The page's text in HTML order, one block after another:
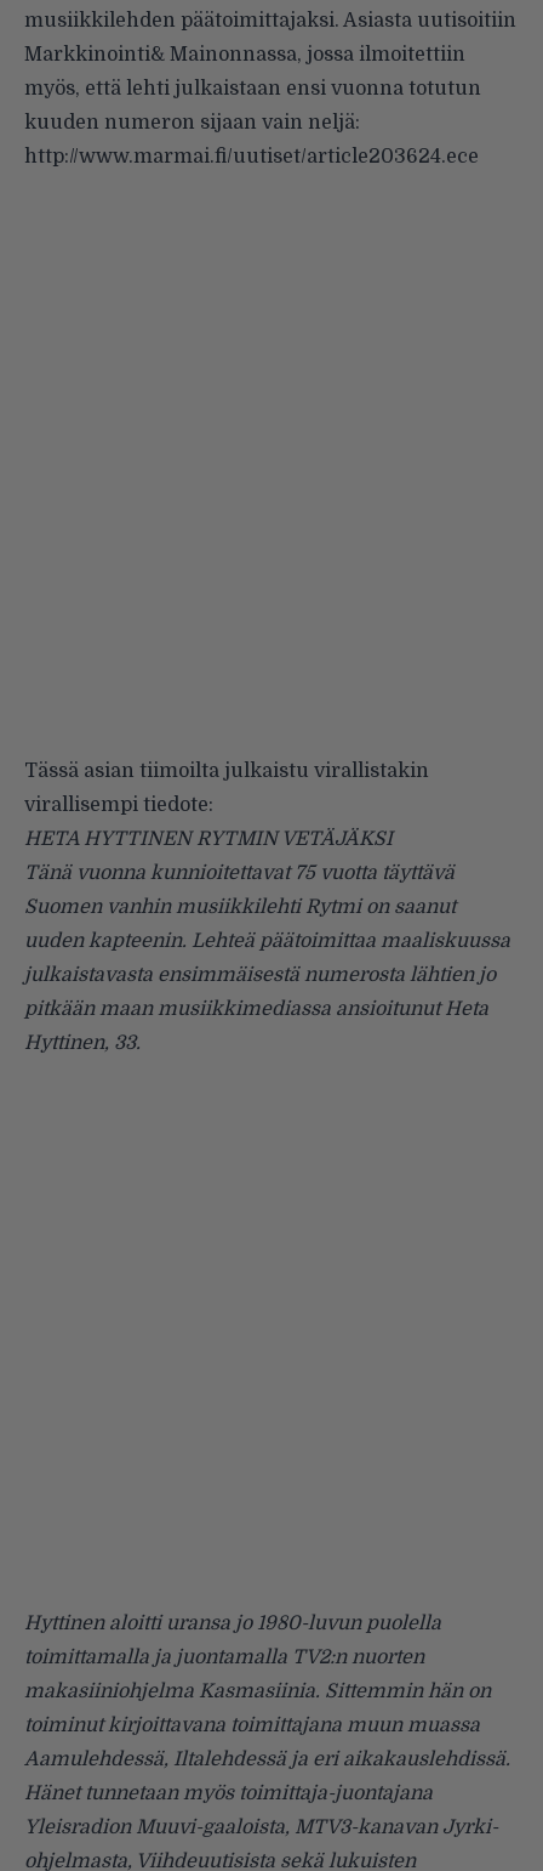
musiikkilehden päätoimittajaksi. Asiasta uutisoitiin
Markkinointi& Mainonnassa, jossa ilmoitettiin
myös, että lehti julkaistaan ensi vuonna totutun
kuuden numeron sijaan vain neljä:
http://www.marmai.fi/uutiset/article203624.ece
Tässä asian tiimoilta julkaistu virallistakin
virallisempi tiedote:
HETA HYTTINEN RYTMIN VETÄJÄKSI
Tänä vuonna kunnioitettavat 75 vuotta täyttävä
Suomen vanhin musiikkilehti Rytmi on saanut
uuden kapteenin. Lehteä päätoimittaa maaliskuussa
julkaistavasta ensimmäisestä numerosta lähtien jo
pitkään maan musiikkimediassa ansioitunut Heta
Hyttinen, 33.
Hyttinen aloitti uransa jo 1980-luvun puolella
toimittamalla ja juontamalla TV2:n nuorten
makasiiniohjelma Kasmasiinia. Sittemmin hän on
toiminut kirjoittavana toimittajana muun muassa
Aamulehdessä, Iltalehdessä ja eri aikakauslehdissä.
Hänet tunnetaan myös toimittaja-juontajana
Yleisradion Muuvi-gaaloista, MTV3-kanavan Jyrki-
ohjelmasta, Viihdeuutisista sekä lukuisten